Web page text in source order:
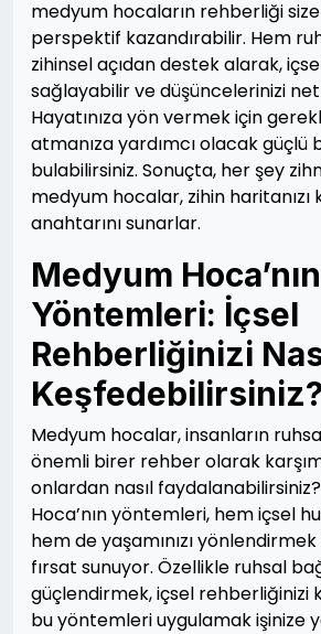
medyum hocaların rehberliği
perspektif kazandırabilir. Hem
zihinsel açıdan destek alarak,
sağlayabilir ve düşüncelerinizi
Hayatınıza yön vermek için
atmanıza yardımcı olacak güçlü
bulabilirsiniz. Sonuçta, her şey
medyum hocalar, zihin
anahtarını sunarlar.
Medyum Hoca’nın
Yöntemleri: İçsel
Rehberliğinizi
Keşfedebilirsiniz?
Medyum hocalar, insanların
önemli birer rehber olarak
onlardan nasıl
Hoca’nın yöntemleri, hem içsel
hem de yaşamınızı
fırsat sunuyor. Özellikle ruhsal
güçlendirmek, içsel rehberliğinizi
bu yöntemleri uygulamak işinize